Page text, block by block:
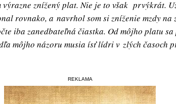
výrazne znížený plat. Nie je to však prvýkrát.
rovnako, a navrhol som si zníženie mzdy na
iba zanedbateľná čiastka. Od môjho platu
môjho názoru musia ísť lídri v zlých časoch
REKLAMA